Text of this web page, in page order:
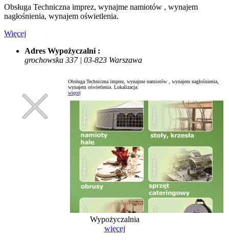
Obsługa Techniczna imprez, wynajme namiotów , wynajem
nagłośnienia, wynajem oświetlenia.
Więcej
Adres Wypożyczalni :
grochowska 337 | 03-823 Warszawa
Obsługa Techniczna imprez, wynajme namiotów , wynajem nagłośnienia,
wynajem oświetlenia. Lokalizacja:
więcej
Wypożyczalnia
więcej